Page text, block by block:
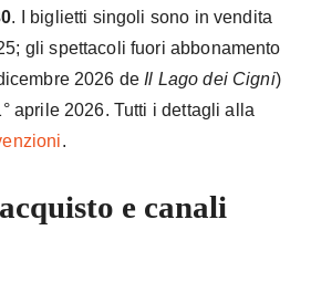
. I biglietti singoli sono in vendita
gli spettacoli fuori abbonamento
2026 de Il Lago dei Cigni)
aprile 2026. Tutti i dettagli alla
.
e canali